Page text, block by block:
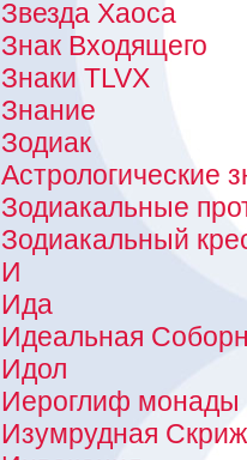
Звезда Хаоса
Знак Входящего
Знаки TLVX
Знание
Зодиак
Астрологические
Зодиакальные
Зодиакальный
И
Ида
Идеальная
Идол
Иероглиф монады
Изумрудная